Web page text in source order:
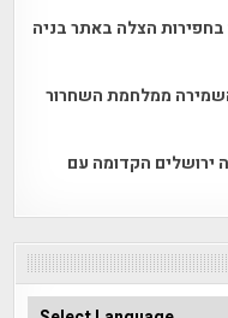
4,000 שנה התגלו בחפירות הצלה באתר בניה
ממלחמת השחרור
ירושלים הקדומה עם